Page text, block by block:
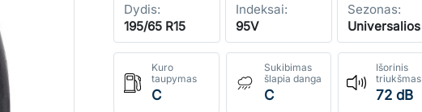
Dydis:
195/65 R15
Indeksai:
95V
Sezonas:
Universalios
Kuro
taupymas
C
Sukibimas
šlapia danga
C
Išorinis
triukšmas
72 dB